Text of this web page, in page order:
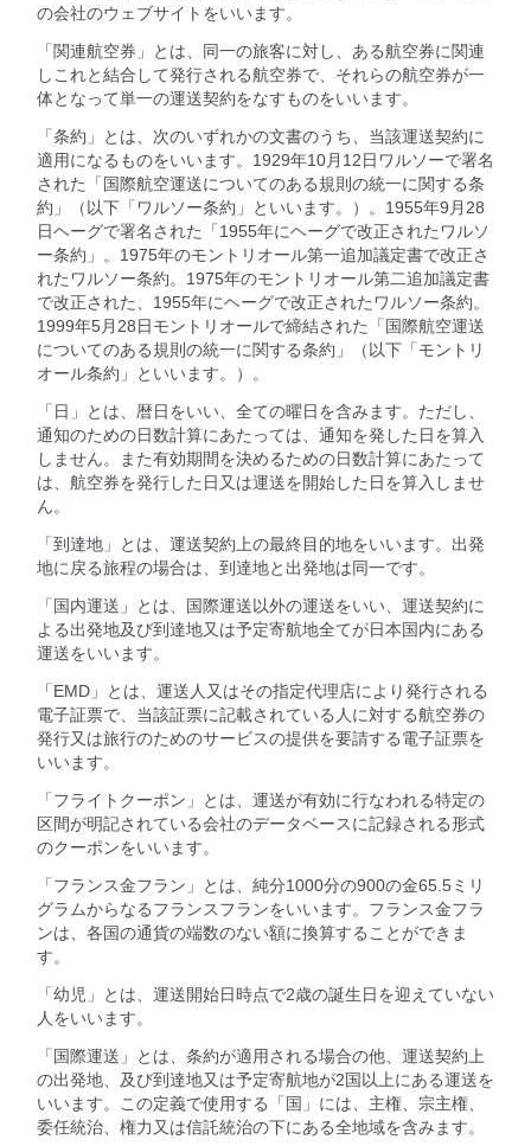
の会社のウェブサイトをいいます。
「関連航空券」とは、同一の旅客に対し、ある航空券に関連
しこれと結合して発行される航空券で、それらの航空券が一
体となって単一の運送契約をなすものをいいます。
「条約」とは、次のいずれかの文書のうち、当該運送契約に
適用になるものをいいます。1929年10月12日ワルソーで署名
された「国際航空運送についてのある規則の統一に関する条
約」（以下「ワルソー条約」といいます。）。1955年9月28
日ヘーグで署名された「1955年にヘーグで改正されたワルソ
ー条約」。1975年のモントリオール第一追加議定書で改正さ
れたワルソー条約。1975年のモントリオール第二追加議定書
で改正された、1955年にヘーグで改正されたワルソー条約。
1999年5月28日モントリオールで締結された「国際航空運送
についてのある規則の統一に関する条約」（以下「モントリ
オール条約」といいます。）。
「日」とは、暦日をいい、全ての曜日を含みます。ただし、
通知のための日数計算にあたっては、通知を発した日を算入
しません。また有効期間を決めるための日数計算にあたって
は、航空券を発行した日又は運送を開始した日を算入しませ
ん。
「到達地」とは、運送契約上の最終目的地をいいます。出発
地に戻る旅程の場合は、到達地と出発地は同一です。
「国内運送」とは、国際運送以外の運送をいい、運送契約に
よる出発地及び到達地又は予定寄航地全てが日本国内にある
運送をいいます。
「EMD」とは、運送人又はその指定代理店により発行される
電子証票で、当該証票に記載されている人に対する航空券の
発行又は旅行のためのサービスの提供を要請する電子証票を
いいます。
「フライトクーポン」とは、運送が有効に行なわれる特定の
区間が明記されている会社のデータベースに記録される形式
のクーポンをいいます。
「フランス金フラン」とは、純分1000分の900の金65.5ミリ
グラムからなるフランスフランをいいます。フランス金フラ
ンは、各国の通貨の端数のない額に換算することができま
す。
「幼児」とは、運送開始日時点で2歳の誕生日を迎えていない
人をいいます。
「国際運送」とは、条約が適用される場合の他、運送契約上
の出発地、及び到達地又は予定寄航地が2国以上にある運送を
いいます。この定義で使用する「国」には、主権、宗主権、
委任統治、権力又は信託統治の下にある全地域を含みます。